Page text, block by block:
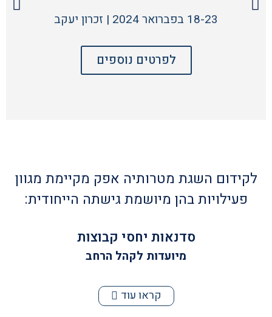
18-23 בפברואר 2024 | זכרון יעקב
לפרטים נוספים
לקידום השגת מטרותיה אפק מקיימת מגוון
פעילויות בהן מיושמת גישתה הייחודית:
סדנאות יחסי קבוצות
מיועדות לקהל הרחב
קראו עוד